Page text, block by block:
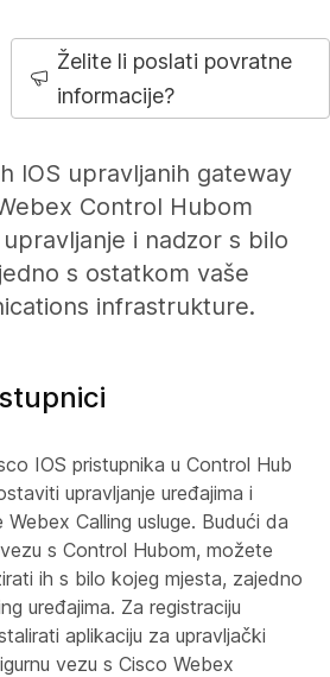
Želite li poslati povratne
informacije?
IOS upravljanih gateway
Control Hubom
i nadzor s bilo
s ostatkom vaše
infrastrukture.
IOS pristupnika u Control Hub
upravljanje uređajima i
Calling usluge. Budući da
s Control Hubom, možete
ih s bilo kojeg mjesta, zajedno
uređajima. Za registraciju
aplikaciju za upravljački
vezu s Cisco Webex